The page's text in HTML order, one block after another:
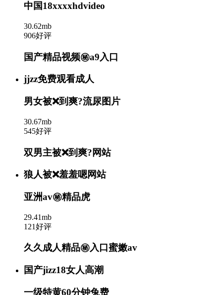
中国18xxxxhdvideo
30.62mb
906好评
国产精品视频㊙️a9入口
jjzz免费观看成人
男女被❌到爽?流尿图片
30.67mb
545好评
双男主被❌到爽?网站
狼人被❌羞羞嗯网站
亚洲av㊙️精品虎
29.41mb
121好评
久久成人精品㊙️入口蜜嫩av
国产jizz18女人高潮
一级特黄60分钟兔费